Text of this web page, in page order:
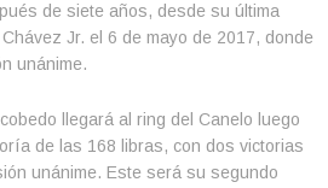
de siete años, desde su última
Jr. el 6 de mayo de 2017, donde
unánime.
llegará al ring del Canelo luego
de las 168 libras, con dos victorias
unánime. Este será su segundo